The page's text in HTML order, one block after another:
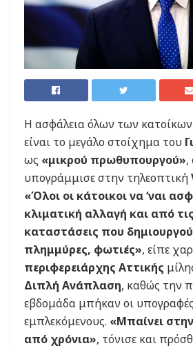
Η ασφάλεια όλων των κατοίκων
είναι το μεγάλο στοίχημα του
ως «μικρού πρωθυπουργού»,
υπογράμμισε στην τηλεοπτική
«Όλοι οι κάτοικοι να ‘ναι
κλιματική αλλαγή και από
καταστάσεις που
πλημμύρες, φωτιές», είπε
περιφερειάρχης Αττικής
Διπλή Ανάπλαση, καθώς την
εβδομάδα μπήκαν οι υπογραφές
εμπλεκόμενους. «Μπαίνει
από χρόνια», τόνισε και